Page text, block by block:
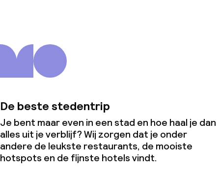
De beste stedentrip
Je bent maar even in een stad en hoe haal je dan
alles uit je verblijf? Wij zorgen dat je onder
andere de leukste restaurants, de mooiste
hotspots en de fijnste hotels vindt.